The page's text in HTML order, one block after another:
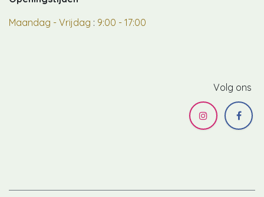
Maandag - Vrijdag : 9:00 - 17:00
Volg ons